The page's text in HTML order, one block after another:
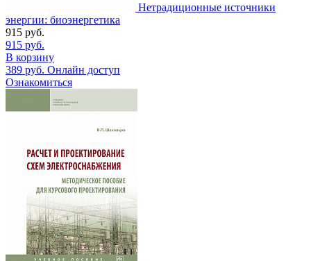
Нетрадиционные источники
энергии: биоэнергетика
915 руб.
915 руб.
В корзину
389 руб. Онлайн доступ
Ознакомиться